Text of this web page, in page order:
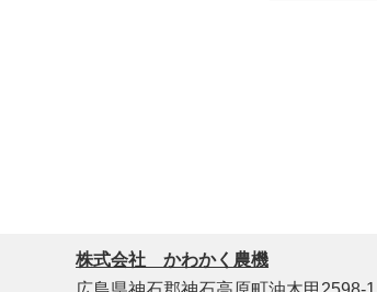
株式会社 かわかく農機